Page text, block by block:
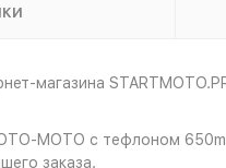
магазина
MOTO с тефлоном
заказа.